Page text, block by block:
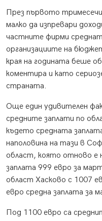
През първото
малко да изпревари
частните фирми
организациите на
края на годината беше
коментира и като
страната.
Още един удивителен
средните заплати по
където средната
наполовина на тази в
област, която отново е
заплата 999 евро за
област Хасково с 1007
евро средна заплата за
Под 1100 евро са